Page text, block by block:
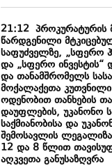
21:12პროკურატურის
წარდგენილი
საფუძველზე, „სფერო
და „სფერო ინვესტის“
და თანამშრომელს
მოქალაქეთა
ოდენობით თანხების
დაუფლების, უკანონო
საქმიანობისა და
შემოსავლის
12 და 8 წლით
აღკვეთა განუსაზღვრა